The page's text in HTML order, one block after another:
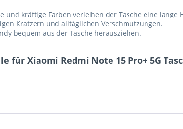
und kräftige Farben verleihen der Tasche eine lange
Kratzern und alltäglichen Verschmutzungen.
bequem aus der Tasche herausziehen.
für Xiaomi Redmi Note 15 Pro+ 5G